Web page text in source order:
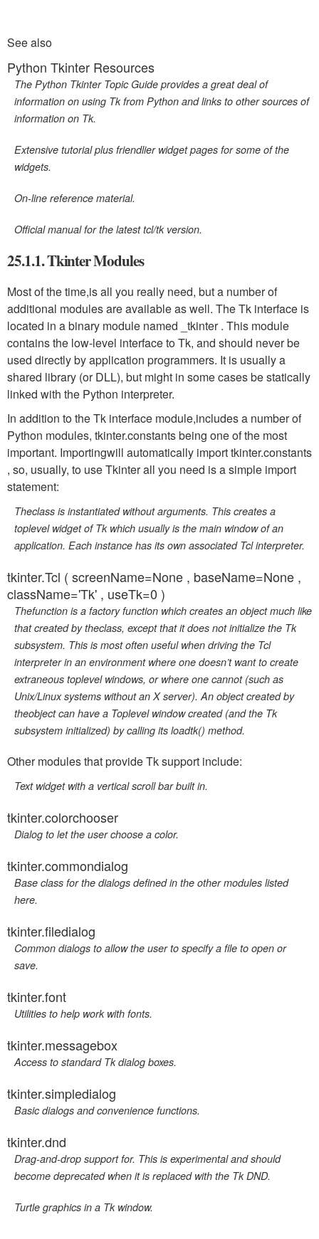
See also
Python Tkinter Resources
The Python Tkinter Topic Guide provides a great deal of
information on using Tk from Python and links to other sources of
information on Tk.
Extensive tutorial plus friendlier widget pages for some of the
widgets.
On-line reference material.
Official manual for the latest tcl/tk version.
25.1.1. Tkinter Modules
Most of the time,is all you really need, but a number of
additional modules are available as well. The Tk interface is
located in a binary module named _tkinter. This module
contains the low-level interface to Tk, and should never be
used directly by application programmers. It is usually a
shared library (or DLL), but might in some cases be statically
linked with the Python interpreter.
In addition to the Tk interface module,includes a number of
Python modules, tkinter.constantsbeing one of the most
important. Importingwill automatically importtkinter.constants
, so, usually, to use Tkinter all you need is a simple import
statement:
Theclass is instantiated without arguments. This creates a
toplevel widget of Tk which usually is the main window of an
application. Each instance has its own associated Tcl interpreter.
tkinter.Tcl ( screenName=None , baseName=None ,
className='Tk' , useTk=0 )
Thefunction is a factory function which creates an object much like
that created by theclass, except that it does not initialize the Tk
subsystem. This is most often useful when driving the Tcl
interpreter in an environment where one doesn’t want to create
extraneous toplevel windows, or where one cannot (such as
Unix/Linux systems without an X server). An object created by
theobject can have a Toplevel window created (and the Tk
subsystem initialized) by calling its loadtk() method.
Other modules that provide Tk support include:
Text widget with a vertical scroll bar built in.
tkinter.colorchooser
Dialog to let the user choose a color.
tkinter.commondialog
Base class for the dialogs defined in the other modules listed
here.
tkinter.filedialog
Common dialogs to allow the user to specify a file to open or
save.
tkinter.font
Utilities to help work with fonts.
tkinter.messagebox
Access to standard Tk dialog boxes.
tkinter.simpledialog
Basic dialogs and convenience functions.
tkinter.dnd
Drag-and-drop support for. This is experimental and should
become deprecated when it is replaced with the Tk DND.
Turtle graphics in a Tk window.